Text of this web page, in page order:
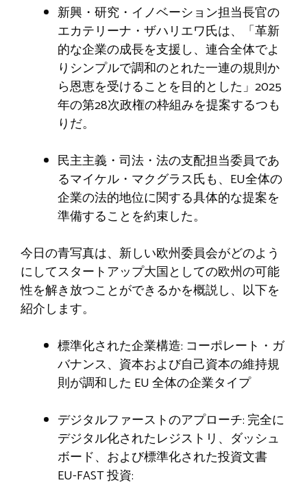
新興・研究・イノベーション担当長官の
エカテリーナ・ザハリエワ氏は、「革新
的な企業の成長を支援し、連合全体でよ
りシンプルで調和のとれた一連の規則か
ら恩恵を受けることを目的とした」2025
年の第28次政権の枠組みを提案するつも
りだ。
民主主義・司法・法の支配担当委員であ
るマイケル・マクグラス氏も、EU全体の
企業の法的地位に関する具体的な提案を
準備することを約束した。
今日の青写真は、新しい欧州委員会がどのよう
にしてスタートアップ大国としての欧州の可能
性を解き放つことができるかを概説し、以下を
紹介します。
標準化された企業構造: コーポレート・ガ
バナンス、資本および自己資本の維持規
則が調和した EU 全体の企業タイプ
デジタルファーストのアプローチ: 完全に
デジタル化されたレジストリ、ダッシュ
ボード、および標準化された投資文書
EU-FAST 投資: